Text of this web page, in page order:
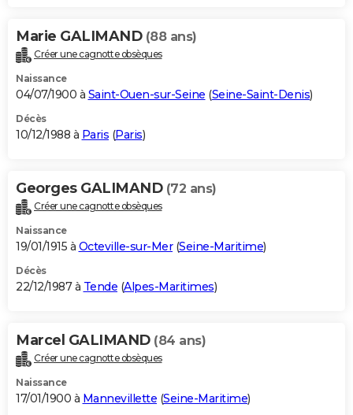
Marie GALIMAND (88 ans)
Créer une cagnotte obsèques
Naissance
04/07/1900 à Saint-Ouen-sur-Seine (Seine-Saint-Denis)
Décès
10/12/1988 à Paris (Paris)
Georges GALIMAND (72 ans)
Créer une cagnotte obsèques
Naissance
19/01/1915 à Octeville-sur-Mer(Seine-Maritime)
Décès
22/12/1987 à Tende (Alpes-Maritimes)
Marcel GALIMAND (84 ans)
Créer une cagnotte obsèques
Naissance
17/01/1900 à Mannevillette (Seine-Maritime)